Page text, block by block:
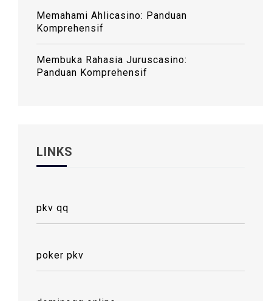
Memahami Ahlicasino: Panduan
Komprehensif
Membuka Rahasia Juruscasino:
Panduan Komprehensif
LINKS
pkv qq
poker pkv